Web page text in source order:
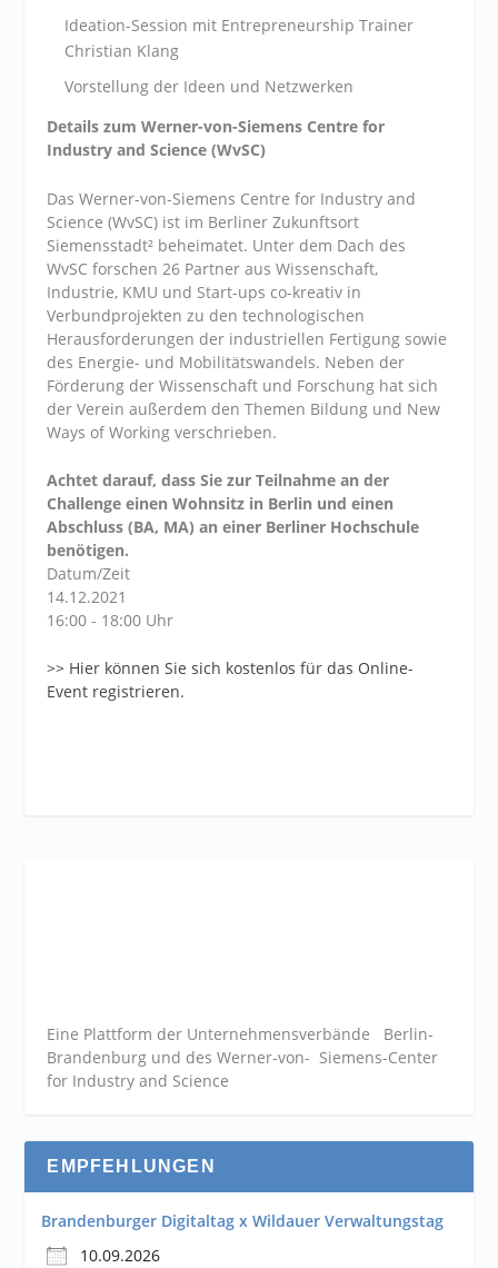
Ideation-Session mit Entrepreneurship Trainer
Christian Klang
Vorstellung der Ideen und Netzwerken
Details zum Werner-von-Siemens Centre for
Industry and Science (WvSC)
Das Werner-von-Siemens Centre for Industry and
Science (WvSC) ist im Berliner Zukunftsort
Siemensstadt² beheimatet. Unter dem Dach des
WvSC forschen 26 Partner aus Wissenschaft,
Industrie, KMU und Start-ups co-kreativ in
Verbundprojekten zu den technologischen
Herausforderungen der industriellen Fertigung sowie
des Energie- und Mobilitätswandels. Neben der
Förderung der Wissenschaft und Forschung hat sich
der Verein außerdem den Themen Bildung und New
Ways of Working verschrieben.
Achtet darauf, dass Sie zur Teilnahme an der
Challenge einen Wohnsitz in Berlin und einen
Abschluss (BA, MA) an einer Berliner Hochschule
benötigen.
Datum/Zeit
14.12.2021
16:00 - 18:00 Uhr
>> Hier können Sie sich kostenlos für das Online-
Event registrieren.
Eine Plattform der Unternehmensverbände Berlin-
Brandenburg und des Werner-von- Siemens-Center
for Industry and Science
EMPFEHLUNGEN
Brandenburger Digitaltag x Wildauer Verwaltungstag
10.09.2026